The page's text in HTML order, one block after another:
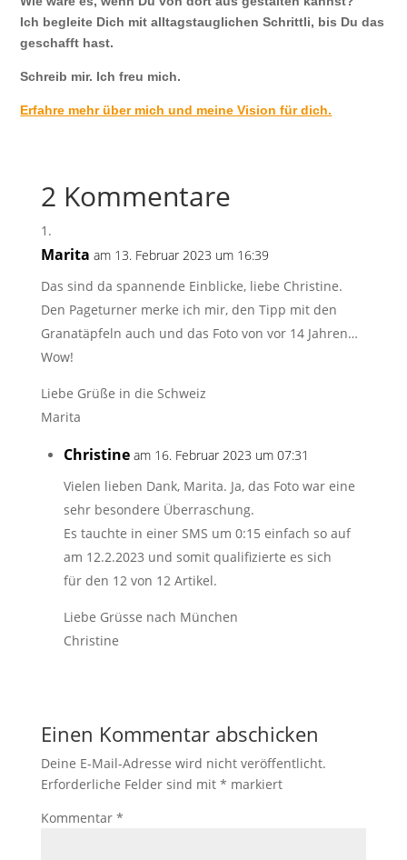
Ich begleite Dich mit alltagstauglichen Schrittli, bis Du das
geschafft hast.
Schreib mir. Ich freu mich.
Erfahre mehr über mich und meine Vision für dich.
2 Kommentare
Marita am 13. Februar 2023 um 16:39
Das sind da spannende Einblicke, liebe Christine.
Den Pageturner merke ich mir, den Tipp mit den
Granatäpfeln auch und das Foto von vor 14 Jahren…
Wow!
Liebe Grüße in die Schweiz
Marita
Christine am 16. Februar 2023 um 07:31
Vielen lieben Dank, Marita. Ja, das Foto war eine
sehr besondere Überraschung.
Es tauchte in einer SMS um 0:15 einfach so auf
am 12.2.2023 und somit qualifizierte es sich
für den 12 von 12 Artikel.
Liebe Grüsse nach München
Christine
Einen Kommentar abschicken
Deine E-Mail-Adresse wird nicht veröffentlicht.
Erforderliche Felder sind mit * markiert
Kommentar *